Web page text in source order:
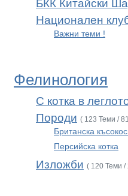
БКК Китайски
Национален
Важни теми !
Фелинология
С котка в
Породи ( 123 Теми /
Британска
Персийска котка
Изложби ( 120 Теми